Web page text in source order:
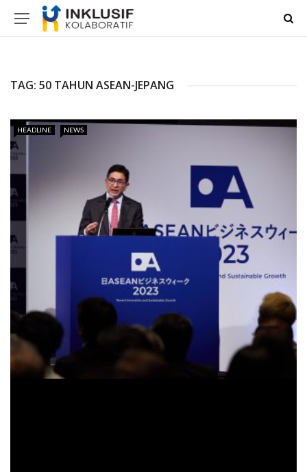
TAG: 50 TAHUN ASEAN-JEPANG
HEADLINE NEWS